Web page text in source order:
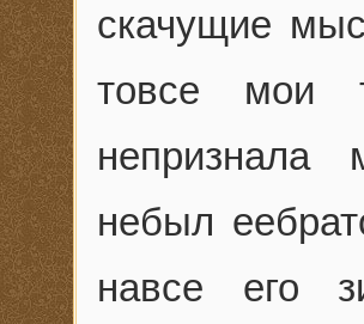
скачущие
товсе мои
непризнала
небыл
навсе его